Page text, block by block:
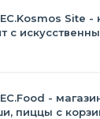
Site
с
-
пиццы с